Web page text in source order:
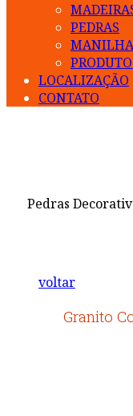
PEDRAS
LOCALIZAÇÃO
CONTATO
Pedras
voltar
Granito